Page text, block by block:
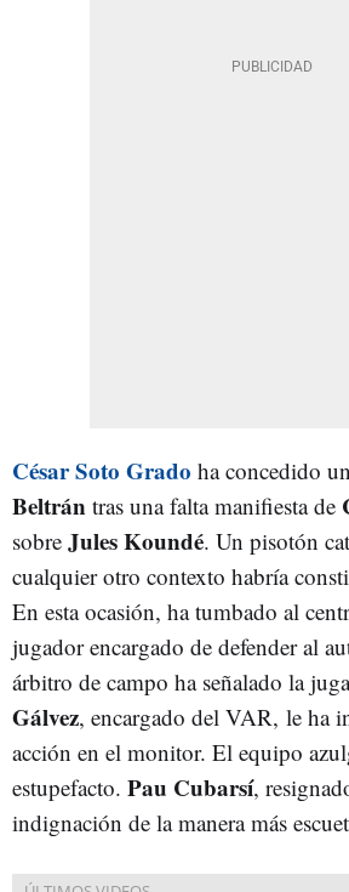
César Soto Grado ha concedido
Beltrán tras una falta manifiesta de
sobre Jules Koundé. Un pisotón
cualquier otro contexto habría
En esta ocasión, ha tumbado al
jugador encargado de defender al
árbitro de campo ha señalado la
Gálvez, encargado del VAR, le ha
acción en el monitor. El equipo
estupefacto. Pau Cubarsí,
indignación de la manera más